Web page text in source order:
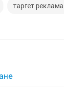
таргет
наружная реклама